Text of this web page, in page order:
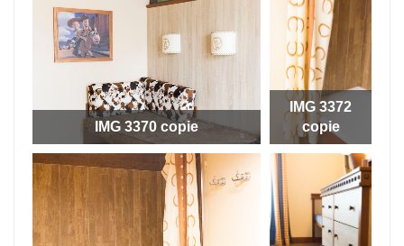
IMG 3370 copie
IMG 3372
copie